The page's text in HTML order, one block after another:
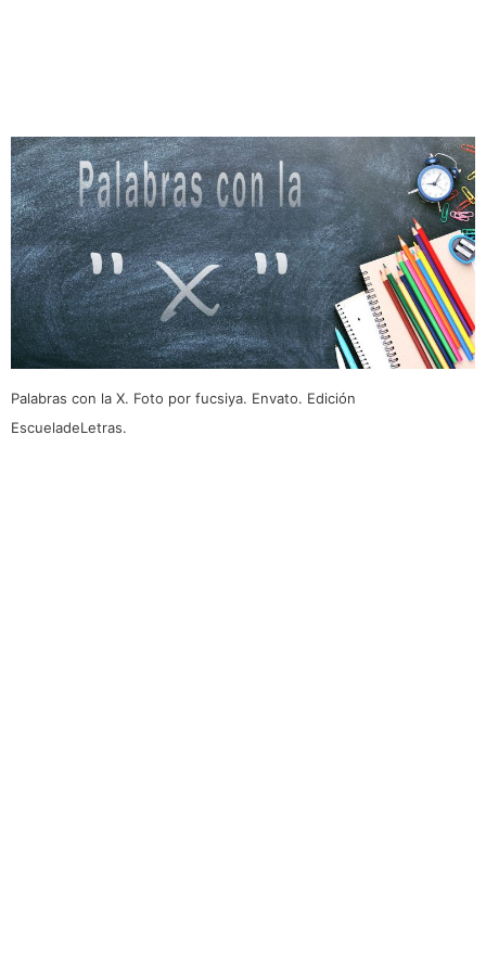
Palabras con la X. Foto por fucsiya. Envato. Edición
EscueladeLetras.